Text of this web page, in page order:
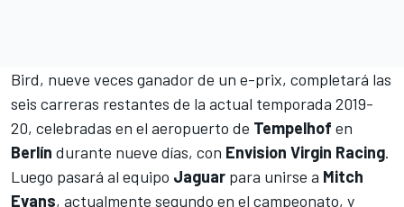
Bird, nueve veces ganador de un e-prix, completará las
seis carreras restantes de la actual temporada 2019-
20, celebradas en el aeropuerto de Tempelhof en
Berlín durante nueve días, con Envision Virgin Racing.
Luego pasará al equipo Jaguar para unirse a Mitch
Evans, actualmente segundo en el campeonato, y